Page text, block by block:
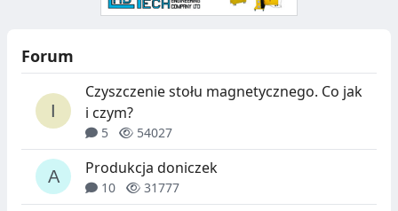
Forum
Czyszczenie stołu magnetycznego. Co jak
i czym?
5 54027
Produkcja doniczek
10 31777